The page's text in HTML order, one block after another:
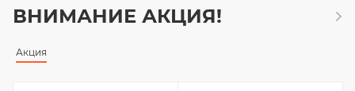
ВНИМАНИЕ АКЦИЯ!
Акция